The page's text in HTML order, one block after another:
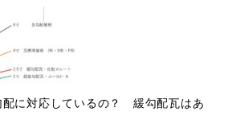
配に対応しているの？ 緩勾配瓦はあ